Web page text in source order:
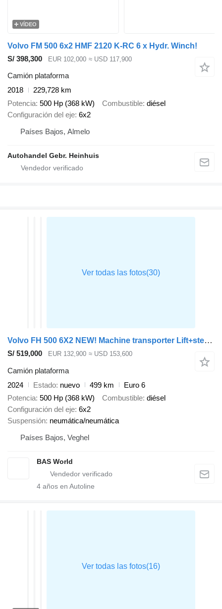
VÍDEO
Volvo FM 500 6x2 HMF 2120 K-RC 6 x Hydr. Winch!
S/ 398,300
EUR 102,000 ≈ USD 117,900
Camión plataforma
2018
229,728 km
Potencia 500 Hp (368 kW) Combustible diésel
Configuración del eje 6x2
Países Bajos, Almelo
Autohandel Gebr. Heinhuis
Volvo FH 500 6X2 NEW! Machine transporter Lift+steering Axle VEB+ Euro
S/ 519,000 EUR 132,900 ≈ USD 153,600
Camión plataforma
2024
Estado nuevo 499 km
Euro 6
Potencia 500 Hp (368 kW) Combustible diésel
Configuración del eje 6x2
Suspensión neumática/neumática
Países Bajos, Veghel
BAS World
4 años en Autoline